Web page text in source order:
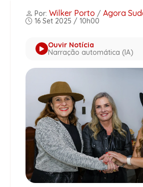
Por: Wilker Porto / Agora
16 Set 2025 / 10h00
Ouvir Notícia
Narração automática (IA)